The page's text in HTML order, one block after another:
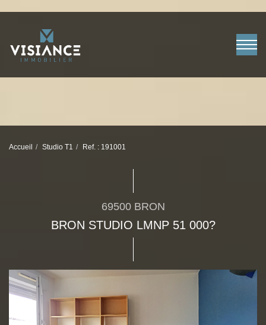
Accueil Studio T1 Ref. : 191001
69500 BRON
BRON STUDIO LMNP 51 000?